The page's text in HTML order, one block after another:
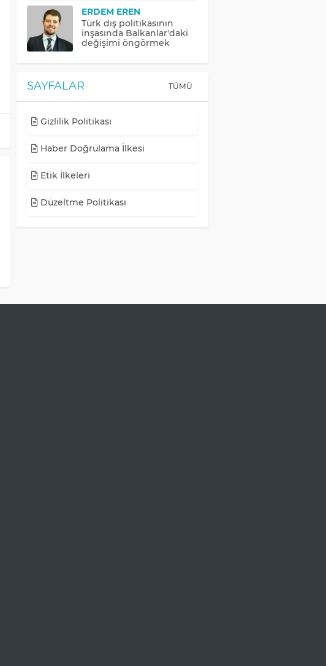
ERDEM EREN
Türk dış politikasının
inşasında Balkanlar'daki
değişimi öngörmek
SAYFALAR TÜMÜ
Gizlilik Politikası
Haber Doğrulama İlkesi
Etik İlkeleri
Düzeltme Politikası